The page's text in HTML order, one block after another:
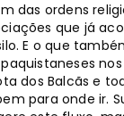
das ordens
que já
E o que
dos Balcãs e
para onde ir.